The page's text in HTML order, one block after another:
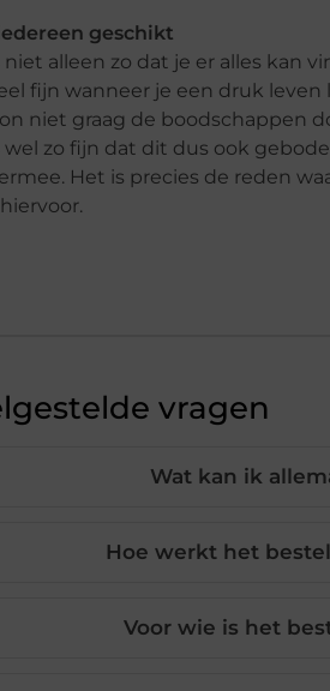
geschikt
niet alleen zo dat je er alles kan
fijn wanneer je een druk leven
niet graag de boodschappen
wel zo fijn dat dit dus ook
Het is precies de reden
vragen
Wat kan ik
Hoe werkt het
Voor wie is het